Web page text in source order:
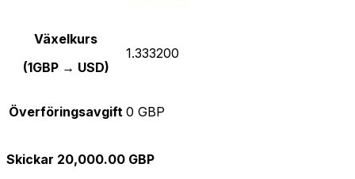
Växelkurs
(1GBP → USD)
1.333200
Överföringsavgift 0 GBP
Skickar 20,000.00 GBP